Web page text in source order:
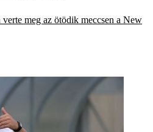
meg az ötödik meccsen a New